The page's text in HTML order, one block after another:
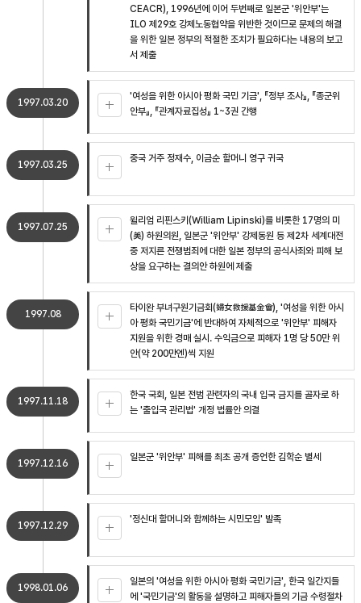
CEACR), 1996년에 이어 두번째로 일본군 '위안부'는
ILO 제29호 강제노동협약을 위반한 것이므로 문제의 해결
을 위한 일본 정부의 적절한 조치가 필요하다는 내용의 보고
서 제출
1997.03.20
'여성을 위한 아시아 평화 국민 기금', 『정부 조사』, 『종군위
안부』, 『관계자료집성』 1~3권 간행
1997.03.25
중국 거주 정재수, 이금순 할머니 영구 귀국
1997.07.25
윌리엄 리핀스키(William Lipinski)를 비롯한 17명의 미
(美) 하원의원, 일본군 '위안부' 강제동원 등 제2차 세계대전
중 저지른 전쟁범죄에 대한 일본 정부의 공식사죄와 피해 보
상을 요구하는 결의안 하원에 제출
1997.08
타이완 부녀구원기금회(婦女救援基金會), '여성을 위한 아시
아 평화 국민기금'에 반대하여 자체적으로 '위안부' 피해자
지원을 위한 경매 실시. 수익금으로 피해자 1명 당 50만 위
안(약 200만엔)씩 지원
1997.11.18
한국 국회, 일본 전범 관련자의 국내 입국 금지를 골자로 하
는 '출입국 관리법' 개정 법률안 의결
1997.12.16
일본군 '위안부' 피해를 최초 공개 증언한 김학순 별세
1997.12.29
'정신대 할머니와 함께하는 시민모임' 발족
1998.01.06
일본의 '여성을 위한 아시아 평화 국민기금', 한국 일간지들
에 '국민기금'의 활동을 설명하고 피해자들의 기금 수령절차